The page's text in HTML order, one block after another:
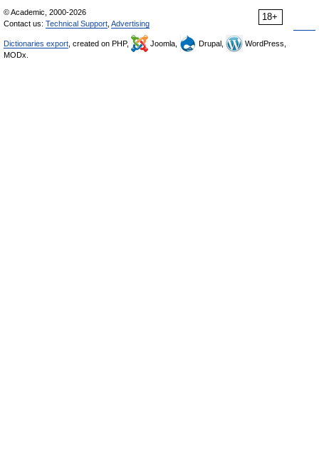
18+
© Academic, 2000-2026
Contact us: Technical Support Advertising
Dictionaries export , created on PHP, Joomla, Drupal,
WordPress,
MODx.